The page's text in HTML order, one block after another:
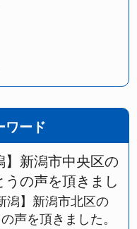
ワード
】新潟市中央区の
の声を頂きまし
潟】新潟市北区の
声を頂きました。